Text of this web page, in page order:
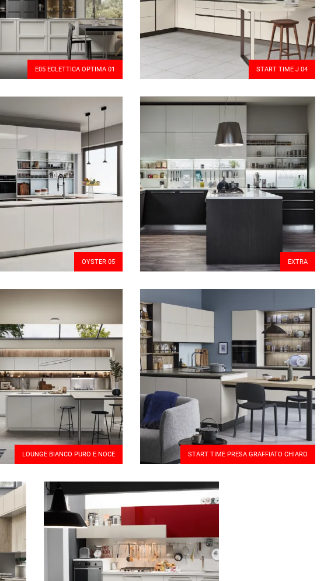
E05 ECLETTICA OPTIMA 01 START TIME J 04
OYSTER 05 EXTRA
LOUNGE BIANCO PURO E NOCE START TIME PRESA GRAFFIATO CHIARO